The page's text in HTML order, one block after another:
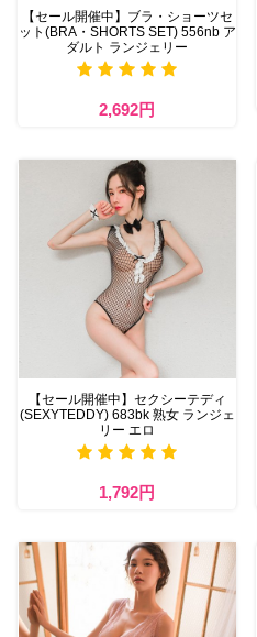
【セール開催中】ブラ・ショーツセ
ット(BRA・SHORTS SET) 556nb ア
ダルト ランジェリー
2,692円
【セール開催中】セクシーテディ
(SEXYTEDDY) 683bk 熟女 ランジェ
リー エロ
1,792円